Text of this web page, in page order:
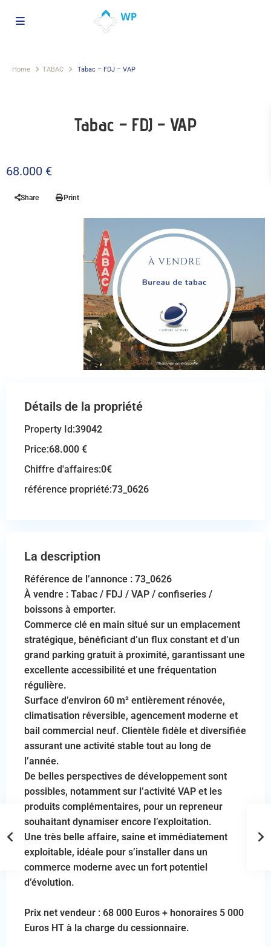
Home TABAC Tabac – FDJ – VAP
Tabac – FDJ – VAP
68.000 €
Share Print
Détails de la propriété
Property Id:39042
Price:68.000 €
Chiffre d'affaires:0€
référence propriété:73_0626
La description
Référence de l’annonce : 73_0626
À vendre : Tabac / FDJ / VAP / confiseries /
boissons à emporter.
Commerce clé en main situé sur un emplacement
stratégique, bénéficiant d’un flux constant et d’un
grand parking gratuit à proximité, garantissant une
excellente accessibilité et une fréquentation
régulière.
Surface d’environ 60 m² entièrement rénovée,
climatisation réversible, agencement moderne et
bail commercial neuf. Clientèle fidèle et diversifiée
assurant une activité stable tout au long de
l’année.
De belles perspectives de développement sont
possibles, notamment sur l’activité VAP et les
produits complémentaires, pour un repreneur
souhaitant dynamiser encore l’exploitation.
Une très belle affaire, saine et immédiatement
exploitable, idéale pour s’installer dans un
commerce moderne avec un fort potentiel
d’évolution.
Prix net vendeur : 68 000 Euros + honoraires 5 000
Euros HT à la charge du cessionnaire.